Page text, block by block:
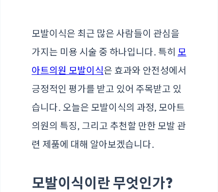
모발이식은 최근 많은 사람들이 관심을
가지는 미용 시술 중 하나입니다. 특히 모
아트의원 모발이식은 효과와 안전성에서
긍정적인 평가를 받고 있어 주목받고 있
습니다. 오늘은 모발이식의 과정, 모아트
의원의 특징, 그리고 추천할 만한 모발 관
련 제품에 대해 알아보겠습니다.
모발이식이란 무엇인가?